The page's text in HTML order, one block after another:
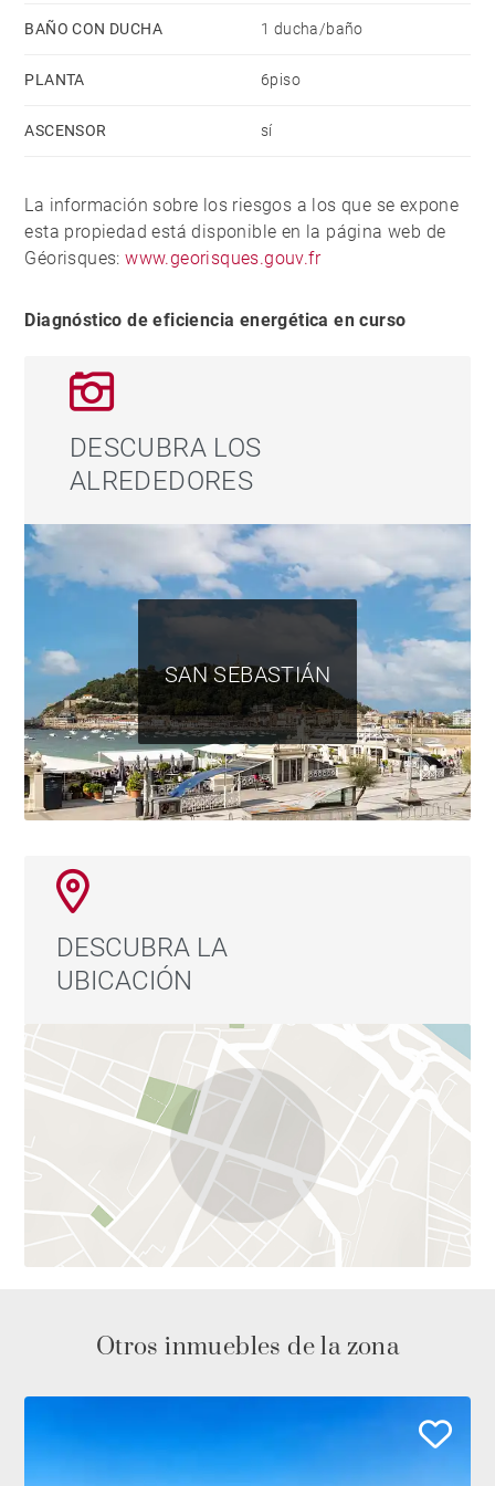
BAÑO CON DUCHA 1 ducha/baño
PLANTA 6piso
ASCENSOR sí
La información sobre los riesgos a los que se expone
esta propiedad está disponible en la página web de
Géorisques:www.georisques.gouv.fr
Diagnóstico de eficiencia energética en curso
DESCUBRA LOS
ALREDEDORES
SAN SEBASTIÁN
DESCUBRA LA
UBICACIÓN
Otros inmuebles de la zona